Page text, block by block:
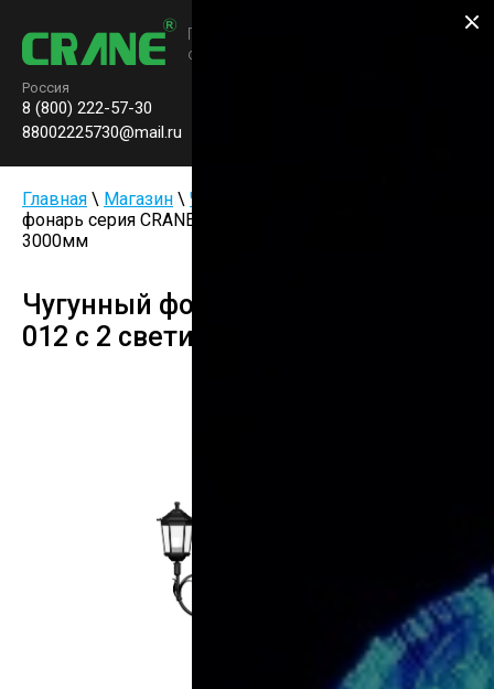
Производство паркового
освещения
Россия
8 (800) 222-57-30
88002225730@mail.ru
Главная \ Магазин \ Чугунные фонари
фонарь серия CRANE-012 с 2 светильником H-
3000мм
Чугунный фонарь серия CRANE-
012 с 2 светильником H-3000мм